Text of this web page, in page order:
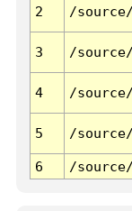
2 /
3 /
4 /
5 /
6 /